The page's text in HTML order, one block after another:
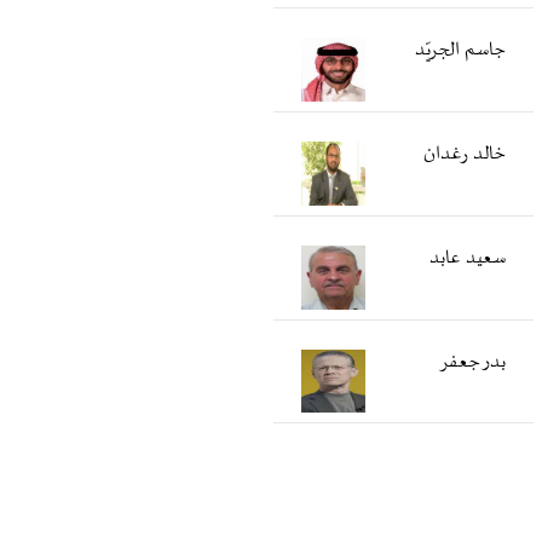
جاسم الجريّد
خالد رغدان
سعید عابد
بدر جعفر